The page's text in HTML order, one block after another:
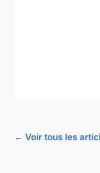
← Voir tous les